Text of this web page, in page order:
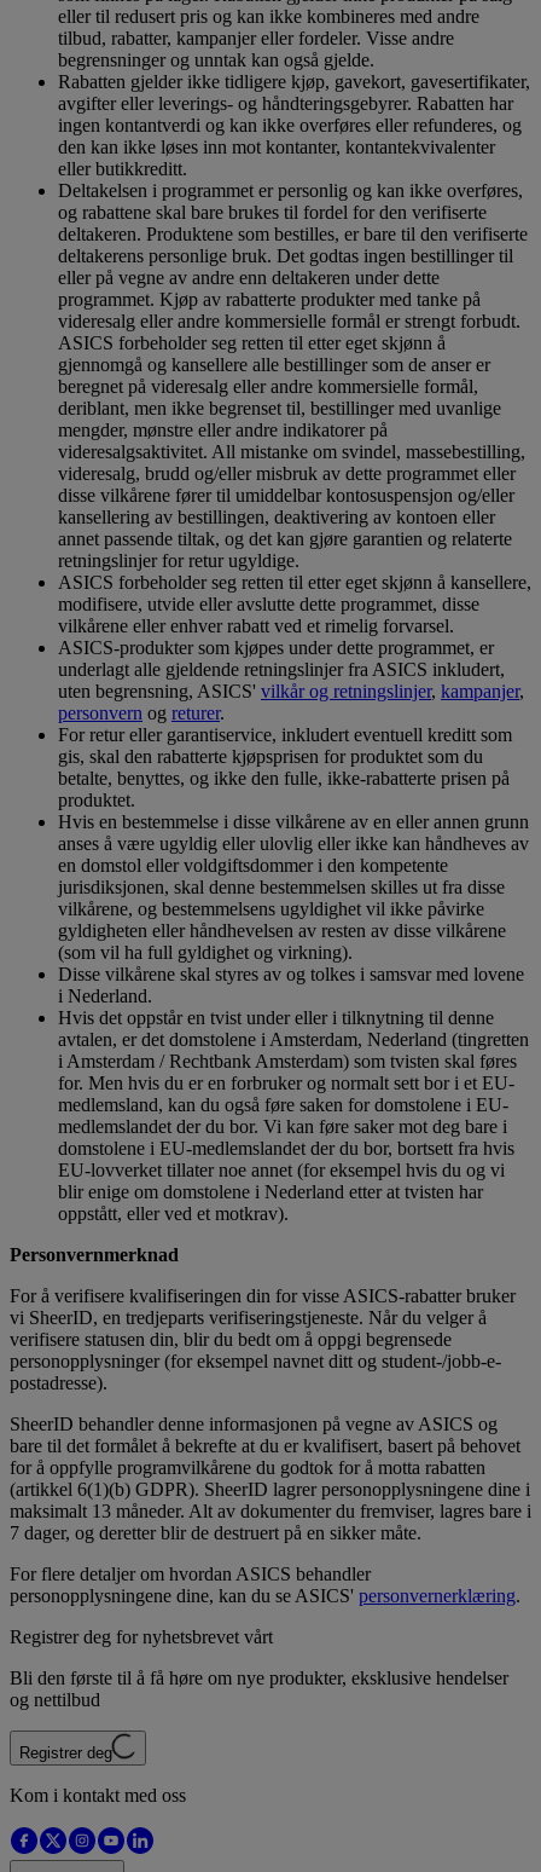
eller til redusert pris og kan ikke kombineres med andre
tilbud, rabatter, kampanjer eller fordeler. Visse andre
begrensninger og unntak kan også gjelde.
Rabatten gjelder ikke tidligere kjøp, gavekort, gavesertifikater,
avgifter eller leverings- og håndteringsgebyrer. Rabatten har
ingen kontantverdi og kan ikke overføres eller refunderes, og
den kan ikke løses inn mot kontanter, kontantekvivalenter
eller butikkreditt.
Deltakelsen i programmet er personlig og kan ikke overføres,
og rabattene skal bare brukes til fordel for den verifiserte
deltakeren. Produktene som bestilles, er bare til den verifiserte
deltakerens personlige bruk. Det godtas ingen bestillinger til
eller på vegne av andre enn deltakeren under dette
programmet. Kjøp av rabatterte produkter med tanke på
videresalg eller andre kommersielle formål er strengt forbudt.
ASICS forbeholder seg retten til etter eget skjønn å
gjennomgå og kansellere alle bestillinger som de anser er
beregnet på videresalg eller andre kommersielle formål,
deriblant, men ikke begrenset til, bestillinger med uvanlige
mengder, mønstre eller andre indikatorer på
videresalgsaktivitet. All mistanke om svindel, massebestilling,
videresalg, brudd og/eller misbruk av dette programmet eller
disse vilkårene fører til umiddelbar kontosuspensjon og/eller
kansellering av bestillingen, deaktivering av kontoen eller
annet passende tiltak, og det kan gjøre garantien og relaterte
retningslinjer for retur ugyldige.
ASICS forbeholder seg retten til etter eget skjønn å kansellere,
modifisere, utvide eller avslutte dette programmet, disse
vilkårene eller enhver rabatt ved et rimelig forvarsel.
ASICS-produkter som kjøpes under dette programmet, er
underlagt alle gjeldende retningslinjer fra ASICS inkludert,
uten begrensning, ASICS' vilkår og retningslinjer, kampanjer,
personvern og returer.
For retur eller garantiservice, inkludert eventuell kreditt som
gis, skal den rabatterte kjøpsprisen for produktet som du
betalte, benyttes, og ikke den fulle, ikke-rabatterte prisen på
produktet.
Hvis en bestemmelse i disse vilkårene av en eller annen grunn
anses å være ugyldig eller ulovlig eller ikke kan håndheves av
en domstol eller voldgiftsdommer i den kompetente
jurisdiksjonen, skal denne bestemmelsen skilles ut fra disse
vilkårene, og bestemmelsens ugyldighet vil ikke påvirke
gyldigheten eller håndhevelsen av resten av disse vilkårene
(som vil ha full gyldighet og virkning).
Disse vilkårene skal styres av og tolkes i samsvar med lovene
i Nederland.
Hvis det oppstår en tvist under eller i tilknytning til denne
avtalen, er det domstolene i Amsterdam, Nederland (tingretten
i Amsterdam / Rechtbank Amsterdam) som tvisten skal føres
for. Men hvis du er en forbruker og normalt sett bor i et EU-
medlemsland, kan du også føre saken for domstolene i EU-
medlemslandet der du bor. Vi kan føre saker mot deg bare i
domstolene i EU-medlemslandet der du bor, bortsett fra hvis
EU-lovverket tillater noe annet (for eksempel hvis du og vi
blir enige om domstolene i Nederland etter at tvisten har
oppstått, eller ved et motkrav).
Personvernmerknad
For å verifisere kvalifiseringen din for visse ASICS-rabatter bruker
vi SheerID, en tredjeparts verifiseringstjeneste. Når du velger å
verifisere statusen din, blir du bedt om å oppgi begrensede
personopplysninger (for eksempel navnet ditt og student-/jobb-e-
postadresse).
SheerID behandler denne informasjonen på vegne av ASICS og
bare til det formålet å bekrefte at du er kvalifisert, basert på behovet
for å oppfylle programvilkårene du godtok for å motta rabatten
(artikkel 6(1)(b) GDPR). SheerID lagrer personopplysningene dine i
maksimalt 13 måneder. Alt av dokumenter du fremviser, lagres bare i
7 dager, og deretter blir de destruert på en sikker måte.
For flere detaljer om hvordan ASICS behandler
personopplysningene dine, kan du se ASICS' personvernerklæring.
Registrer deg for nyhetsbrevet vårt
Bli den første til å få høre om nye produkter, eksklusive hendelser
og nettilbud
Registrer deg
Kom i kontakt med oss